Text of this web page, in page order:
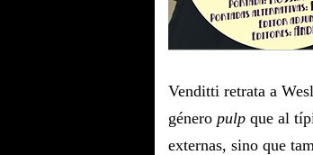
Venditti retrata a
género pulp que al
externas, sino que